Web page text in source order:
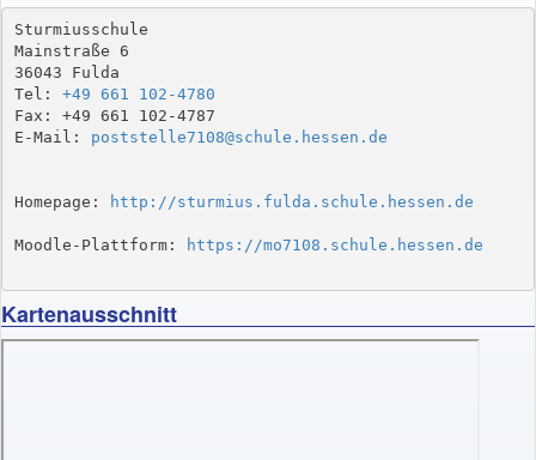
Sturmiusschule
Mainstraße 6
36043 Fulda
Tel: +49 661 102-4780
Fax: +49 661 102-4787
E-Mail: poststelle7108@schule.hessen.de
Homepage: http://sturmius.fulda.schule.hessen.de
Moodle-Plattform: https://mo7108.schule.hessen.de
Kartenausschnitt